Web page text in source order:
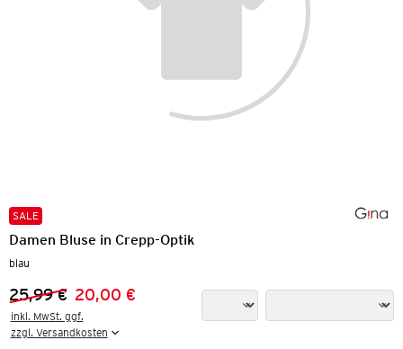
SALE
Damen Bluse in Crepp-Optik
blau
Vorheriger Preis:
25,99 €
Neuer Preis:20,00 €
inkl. MwSt. ggf.
zzgl. Versandkosten